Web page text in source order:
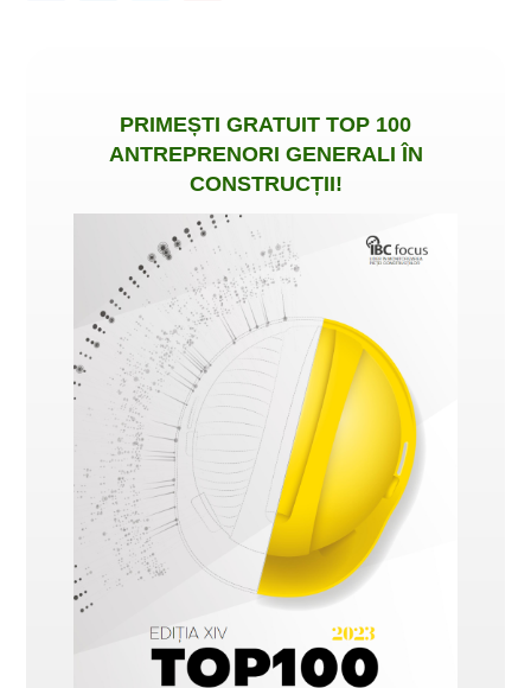
PRIMEȘTI GRATUIT TOP 100
ANTREPRENORI GENERALI ÎN
CONSTRUCȚII!